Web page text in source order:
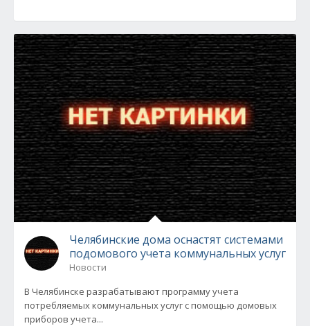
Челябинские дома оснастят системами
подомового учета коммунальных услуг
Новости
В Челябинске разрабатывают программу учета
потребляемых коммунальных услуг с помощью домовых
приборов учета...